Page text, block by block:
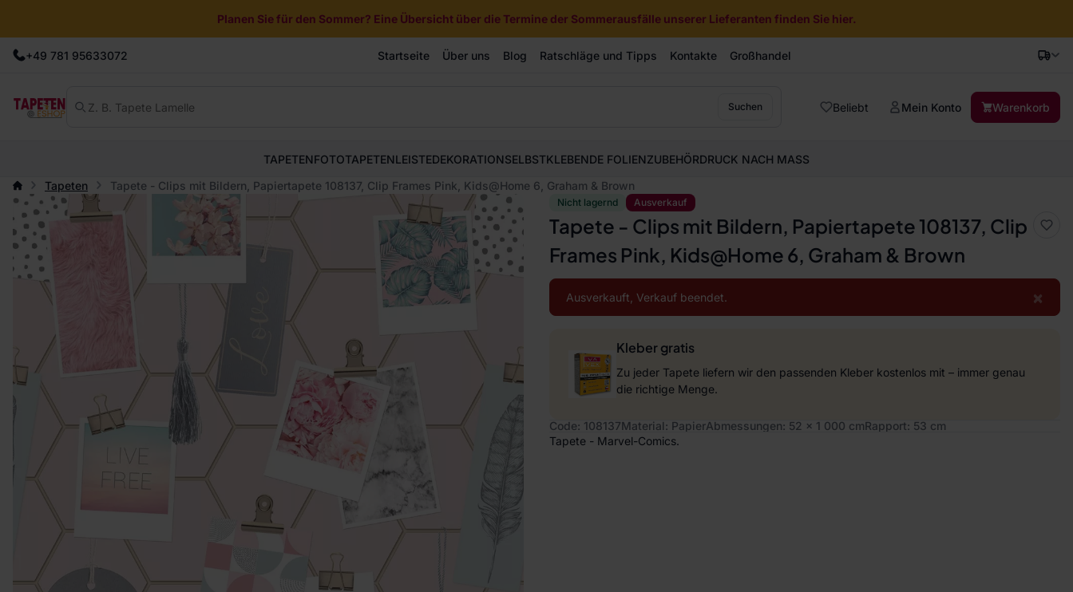
Planen Sie für den Sommer? Eine Übersicht über die Termine der Sommerausfälle unserer Lieferanten finden Sie hier.
+49 781 95633072 Startseite Über uns Blog Ratschläge und Tipps Kontakte Großhandel
Suchen Beliebt Mein Konto Warenkorb
TAPETENFOTOTAPETENLEISTEDEKORATIONSELBSTKLEBENDE FOLIENZUBEHÖRDRUCK NACH MASS
Tapeten
Tapete - Clips mit Bildern, Papiertapete 108137, Clip Frames Pink, Kids@Home 6, Graham & Brown
Nicht lagernd Ausverkauf
Tapete - Clips mit Bildern, Papiertapete 108137, Clip
Frames Pink, Kids@Home 6, Graham & Brown
×
Ausverkauft, Verkauf beendet.
Kleber gratis
Zu jeder Tapete liefern wir den passenden Kleber kostenlos mit – immer genau
die richtige Menge.
Code: 108137Material: PapierAbmessungen: 52 x 1 000 cmRapport: 53 cm
Tapete - Marvel-Comics.